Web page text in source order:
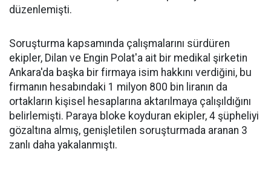
düzenlemişti.
Soruşturma kapsamında çalışmalarını sürdüren
ekipler, Dilan ve Engin Polat'a ait bir medikal şirketin
Ankara'da başka bir firmaya isim hakkını verdiğini, bu
firmanın hesabındaki 1 milyon 800 bin liranın da
ortakların kişisel hesaplarına aktarılmaya çalışıldığını
belirlemişti. Paraya bloke koyduran ekipler, 4 şüpheliyi
gözaltına almış, genişletilen soruşturmada aranan 3
zanlı daha yakalanmıştı.